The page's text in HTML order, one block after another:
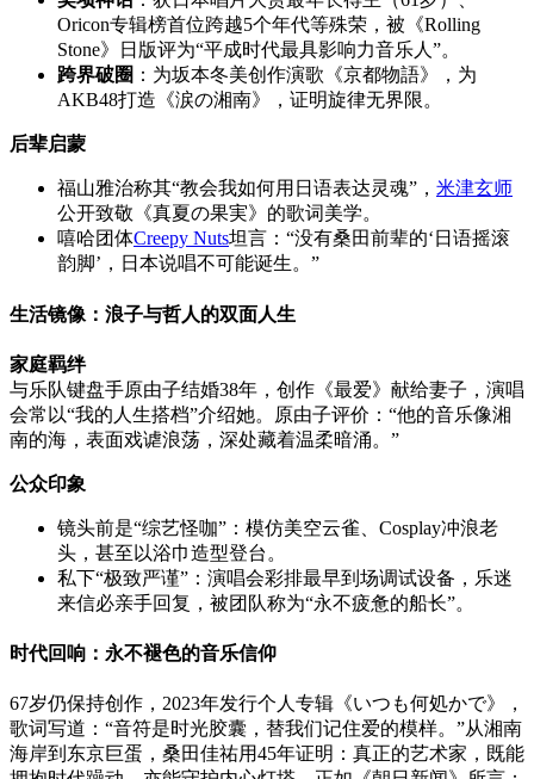
Oricon专辑榜首位跨越5个年代等殊荣，被《Rolling
Stone》日版评为“平成时代最具影响力音乐人”。
跨界破圈 ：为坂本冬美创作演歌《京都物語》，为
AKB48打造《涙の湘南》，证明旋律无界限。
后辈启蒙
福山雅治称其“教会我如何用日语表达灵魂”， 米津玄师
公开致敬《真夏の果実》的歌词美学。
嘻哈团体Creepy Nuts坦言：“没有桑田前辈的‘日语摇滚
韵脚’，日本说唱不可能诞生。”
生活镜像：浪子与哲人的双面人生
家庭羁绊
与乐队键盘手原由子结婚38年，创作《最爱》献给妻子，演唱
会常以“我的人生搭档”介绍她。原由子评价：“他的音乐像湘
南的海，表面戏谑浪荡，深处藏着温柔暗涌。”
公众印象
镜头前是“综艺怪咖”：模仿美空云雀、Cosplay冲浪老
头，甚至以浴巾造型登台。
私下“极致严谨”：演唱会彩排最早到场调试设备，乐迷
来信必亲手回复，被团队称为“永不疲惫的船长”。
时代回响：永不褪色的音乐信仰
67岁仍保持创作，2023年发行个人专辑《いつも何処かで》，
歌词写道：“音符是时光胶囊，替我们记住爱的模样。”从湘南
海岸到东京巨蛋，桑田佳祐用45年证明：真正的艺术家，既能